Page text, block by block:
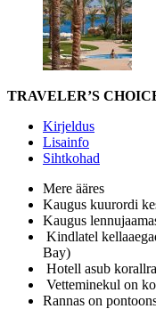
TRAVELER’S
Kirjeldus
Lisainfo
Sihtkohad
Mere ääres
Kaugus kuurordi
Kaugus
Kindlatel
Bay)
Hotell asub
Vetteminekul on
Rannas on